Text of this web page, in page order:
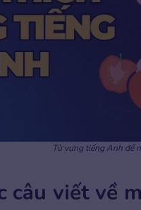
Từ vựng tiếng Anh để
câu viết về